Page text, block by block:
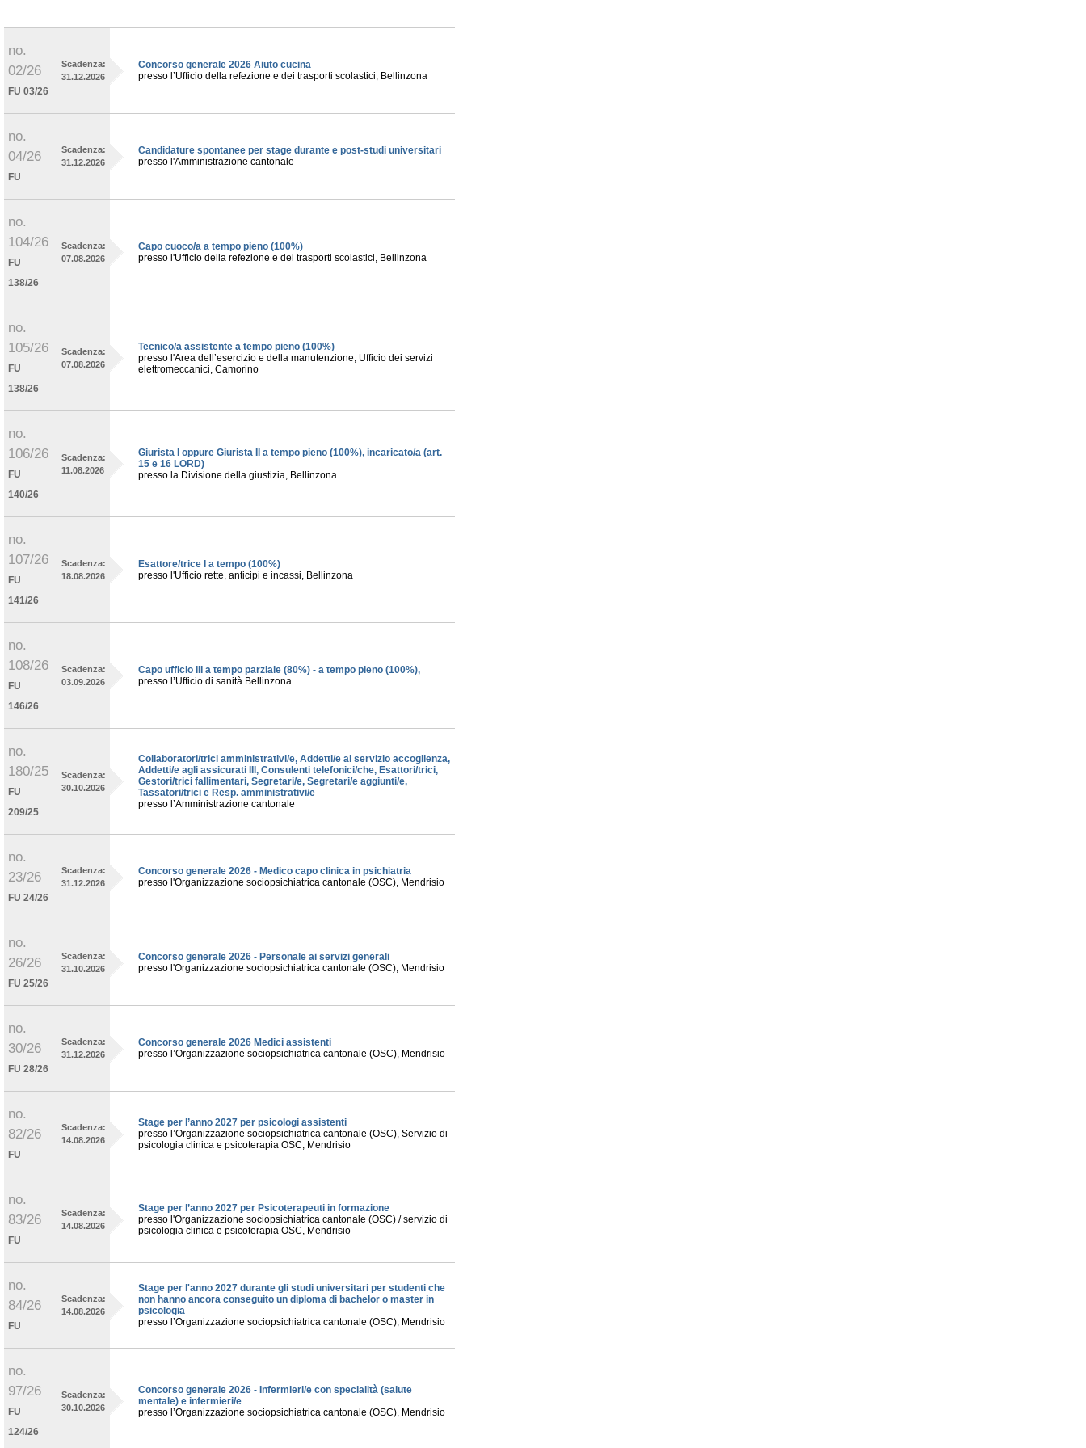
no.
02/26
FU 03/26
Scadenza:
31.12.2026
Concorso generale 2026 Aiuto cucina
presso l’Ufficio della refezione e dei trasporti scolastici, Bellinzona
no.
04/26
FU
Scadenza:
31.12.2026
Candidature spontanee per stage durante e post-studi universitari
presso l'Amministrazione cantonale
no.
104/26
FU
138/26
Scadenza:
07.08.2026
Capo cuoco/a a tempo pieno (100%)
presso l'Ufficio della refezione e dei trasporti scolastici, Bellinzona
no.
105/26
FU
138/26
Scadenza:
07.08.2026
Tecnico/a assistente a tempo pieno (100%)
presso l'Area dell’esercizio e della manutenzione, Ufficio dei servizi
elettromeccanici, Camorino
no.
106/26
FU
140/26
Scadenza:
11.08.2026
Giurista I oppure Giurista II a tempo pieno (100%), incaricato/a (art.
15 e 16 LORD)
presso la Divisione della giustizia, Bellinzona
no.
107/26
FU
141/26
Scadenza:
18.08.2026
Esattore/trice I a tempo (100%)
presso l'Ufficio rette, anticipi e incassi, Bellinzona
no.
108/26
FU
146/26
Scadenza:
03.09.2026
Capo ufficio III a tempo parziale (80%) - a tempo pieno (100%),
presso l’Ufficio di sanità Bellinzona
no.
180/25
FU
209/25
Scadenza:
30.10.2026
Collaboratori/trici amministrativi/e, Addetti/e al servizio accoglienza,
Addetti/e agli assicurati III, Consulenti telefonici/che, Esattori/trici,
Gestori/trici fallimentari, Segretari/e, Segretari/e aggiunti/e,
Tassatori/trici e Resp. amministrativi/e
presso l’Amministrazione cantonale
no.
23/26
FU 24/26
Scadenza:
31.12.2026
Concorso generale 2026 - Medico capo clinica in psichiatria
presso l'Organizzazione sociopsichiatrica cantonale (OSC), Mendrisio
no.
26/26
FU 25/26
Scadenza:
31.10.2026
Concorso generale 2026 - Personale ai servizi generali
presso l'Organizzazione sociopsichiatrica cantonale (OSC), Mendrisio
no.
30/26
FU 28/26
Scadenza:
31.12.2026
Concorso generale 2026 Medici assistenti
presso l’Organizzazione sociopsichiatrica cantonale (OSC), Mendrisio
no.
82/26
FU
Scadenza:
14.08.2026
Stage per l’anno 2027 per psicologi assistenti
presso l’Organizzazione sociopsichiatrica cantonale (OSC), Servizio di
psicologia clinica e psicoterapia OSC, Mendrisio
no.
83/26
FU
Scadenza:
14.08.2026
Stage per l’anno 2027 per Psicoterapeuti in formazione
presso l'Organizzazione sociopsichiatrica cantonale (OSC) / servizio di
psicologia clinica e psicoterapia OSC, Mendrisio
no.
84/26
FU
Scadenza:
14.08.2026
Stage per l'anno 2027 durante gli studi universitari per studenti che
non hanno ancora conseguito un diploma di bachelor o master in
psicologia
presso l’Organizzazione sociopsichiatrica cantonale (OSC), Mendrisio
no.
97/26
FU
124/26
Scadenza:
30.10.2026
Concorso generale 2026 - Infermieri/e con specialità (salute
mentale) e infermieri/e
presso l’Organizzazione sociopsichiatrica cantonale (OSC), Mendrisio